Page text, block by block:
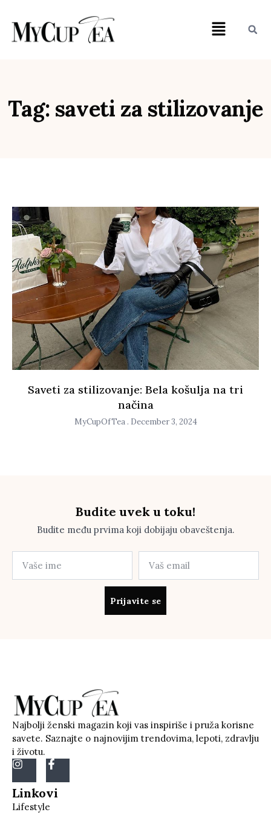
Tag: saveti za stilizovanje
Saveti za stilizovanje: Bela košulja na tri
načina
MyCupOfTea December 3, 2024
Budite uvek u toku!
Budite među prvima koji dobijaju obaveštenja.
Prijavite se
Najbolji ženski magazin koji vas inspiriše i pruža korisne
savete. Saznajte o najnovijim trendovima, lepoti, zdravlju
i životu.
Linkovi
Lifestyle